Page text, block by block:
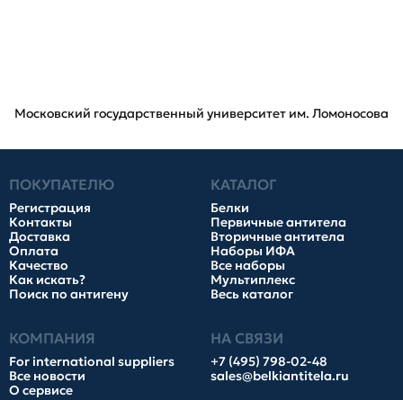
Московский государственный университет им. Ломоносова
ПОКУПАТЕЛЮ
Регистрация
Контакты
Доставка
Оплата
Качество
Как искать?
Поиск по антигену
КАТАЛОГ
Белки
Первичные антитела
Вторичные антитела
Наборы ИФА
Все наборы
Мультиплекс
Весь каталог
КОМПАНИЯ
For international suppliers
Все новости
О сервисе
НА СВЯЗИ
+7 (495) 798-02-48
sales@belkiantitela.ru